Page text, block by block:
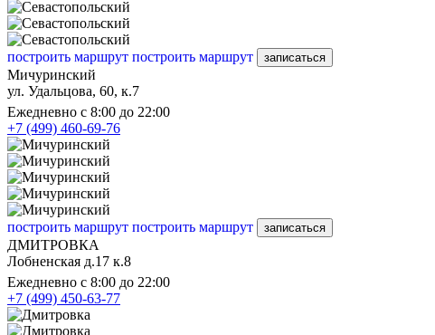
построить маршрут построить маршрут записаться
Мичуринский
ул. Удальцова, 60, к.7
Ежедневно с 8:00 до 22:00
+7 (499) 460-69-76
построить маршрут построить маршрут записаться
ДМИТРОВКА
Лобненская д.17 к.8
Ежедневно с 8:00 до 22:00
+7 (499) 450-63-77